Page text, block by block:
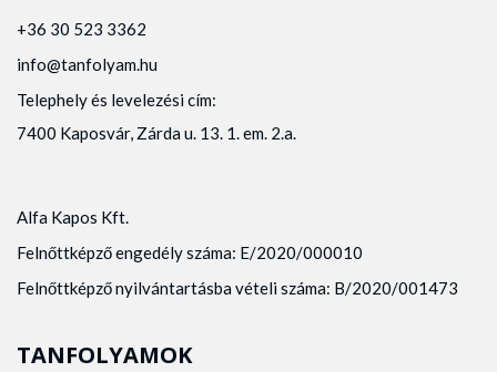
+36 30 523 3362
info@tanfolyam.hu
Telephely és levelezési cím:
7400 Kaposvár, Zárda u. 13. 1. em. 2.a.
Alfa Kapos Kft.
Felnőttképző engedély száma: E/2020/000010
Felnőttképző nyilvántartásba vételi száma: B/2020/001473
TANFOLYAMOK